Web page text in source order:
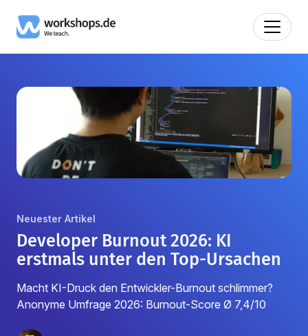
Neuester Artikel
Developer Burnout 2026: KI
erstmals unter den Top-Ursachen
Macht KI-Druck den Entwickler-Burnout schlimmer?
Anonyme Umfrage 2026: Burnout-Score Ø 7,4/10